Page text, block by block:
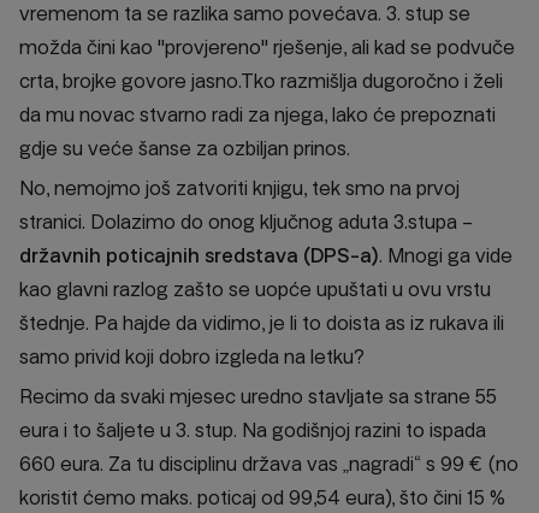
vremenom ta se razlika samo povećava. 3. stup se
možda čini kao "provjereno" rješenje, ali kad se podvuče
crta, brojke govore jasno.Tko razmišlja dugoročno i želi
da mu novac stvarno radi za njega, lako će prepoznati
gdje su veće šanse za ozbiljan prinos.
No, nemojmo još zatvoriti knjigu, tek smo na prvoj
stranici. Dolazimo do onog ključnog aduta 3.stupa –
državnih poticajnih sredstava (DPS-a). Mnogi ga vide
kao glavni razlog zašto se uopće upuštati u ovu vrstu
štednje. Pa hajde da vidimo, je li to doista as iz rukava ili
samo privid koji dobro izgleda na letku?
Recimo da svaki mjesec uredno stavljate sa strane 55
eura i to šaljete u 3. stup. Na godišnjoj razini to ispada
660 eura. Za tu disciplinu država vas „nagradi“ s 99 € (no
koristit ćemo maks. poticaj od 99,54 eura), što čini 15 %